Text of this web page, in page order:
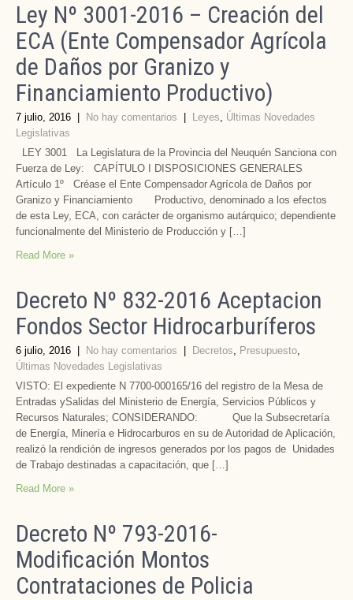
Ley Nº 3001-2016 – Creación del
ECA (Ente Compensador Agrícola
de Daños por Granizo y
Financiamiento Productivo)
7 julio, 2016 No hay comentarios Leyes, Últimas Novedades
Legislativas
LEY 3001 La Legislatura de la Provincia del Neuquén Sanciona con
Fuerza de Ley: CAPÍTULO I DISPOSICIONES GENERALES
Artículo 1º Créase el Ente Compensador Agrícola de Daños por
Granizo y Financiamiento Productivo, denominado a los efectos
de esta Ley, ECA, con carácter de organismo autárquico; dependiente
funcionalmente del Ministerio de Producción y […]
Read More »
Decreto Nº 832-2016 Aceptacion
Fondos Sector Hidrocarburíferos
6 julio, 2016 No hay comentarios Decretos, Presupuesto,
Últimas Novedades Legislativas
VISTO: El expediente N 7700-000165/16 del registro de la Mesa de
Entradas ySalidas del Ministerio de Energía, Servicios Públicos y
Recursos Naturales; CONSIDERANDO: Que la Subsecretaría
de Energía, Minería e Hidrocarburos en su de Autoridad de Aplicación,
realizó la rendición de ingresos generados por los pagos de Unidades
de Trabajo destinadas a capacitación, que […]
Read More »
Decreto Nº 793-2016-
Modificación Montos
Contrataciones de Policia